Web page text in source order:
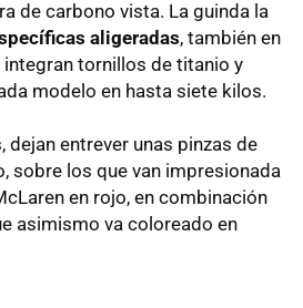
de carbono vista. La guinda la
aligeradas, también en
tornillos de titanio y
modelo en hasta siete kilos.
dejan entrever unas pinzas de
sobre los que van impresionada
en rojo, en combinación
asimismo va coloreado en